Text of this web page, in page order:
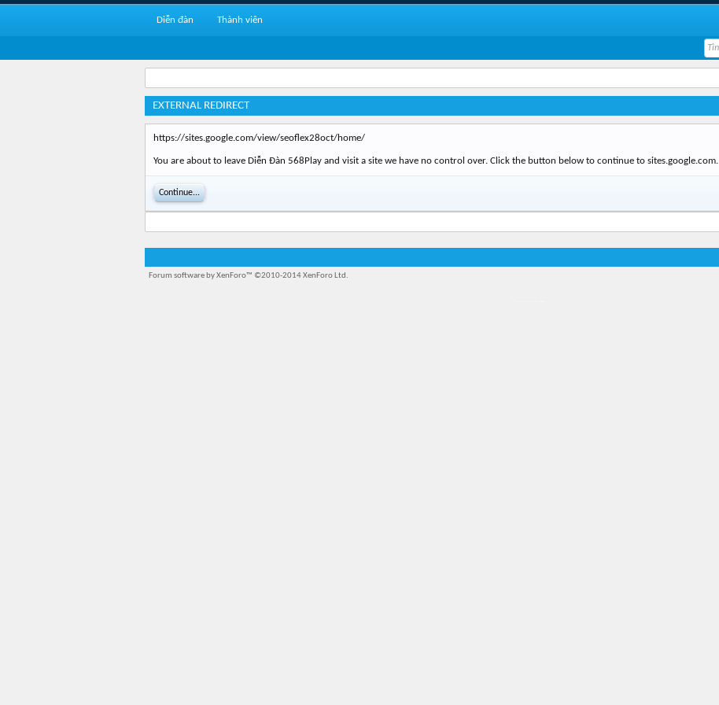
EXTERNAL REDIRECT
https://sites.google.com/view/seoflex28oct/home/
You are about to leave Diễn Đàn 568Play and visit a site we have no control over. Click the button below to continue to sites.google.com.
Continue...
Diễn đàn Thành viên
Forum software by XenForo™ ©2010-2014 XenForo Ltd.